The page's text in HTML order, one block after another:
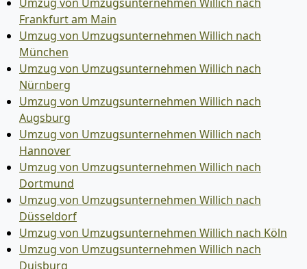
Frankfurt am Main
Umzug von Umzugsunternehmen Willich nach
München
Umzug von Umzugsunternehmen Willich nach
Nürnberg
Umzug von Umzugsunternehmen Willich nach
Augsburg
Umzug von Umzugsunternehmen Willich nach
Hannover
Umzug von Umzugsunternehmen Willich nach
Dortmund
Umzug von Umzugsunternehmen Willich nach
Düsseldorf
Umzug von Umzugsunternehmen Willich nach Köln
Umzug von Umzugsunternehmen Willich nach
Duisburg